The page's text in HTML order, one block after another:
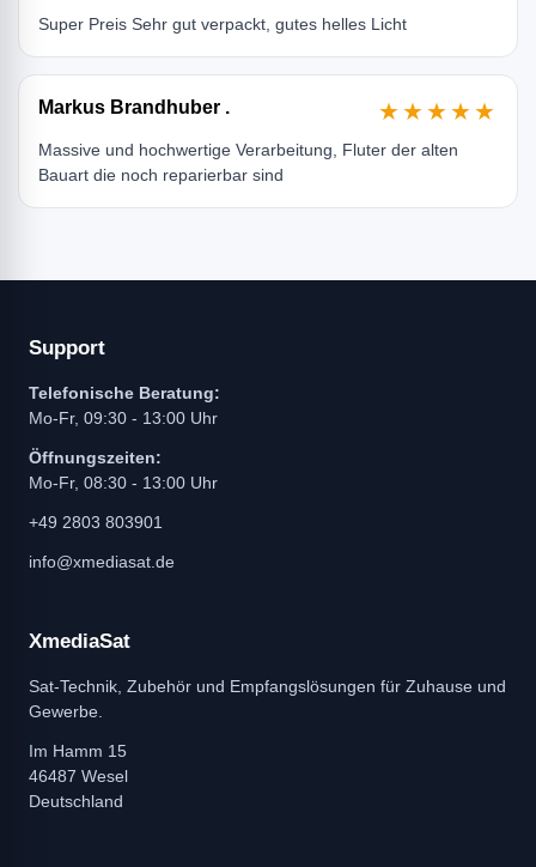
Super Preis Sehr gut verpackt, gutes helles Licht
Markus Brandhuber . ★★★★★
Massive und hochwertige Verarbeitung, Fluter der alten
Bauart die noch reparierbar sind
Support
Telefonische Beratung:
Mo-Fr, 09:30 - 13:00 Uhr
Öffnungszeiten:
Mo-Fr, 08:30 - 13:00 Uhr
+49 2803 803901
info@xmediasat.de
XmediaSat
Sat-Technik, Zubehör und Empfangslösungen für Zuhause und
Gewerbe.
Im Hamm 15
46487 Wesel
Deutschland